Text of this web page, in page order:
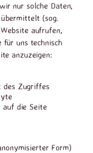
nur solche Daten,
(sog.
aufrufen,
für uns technisch
anzuzeigen:
des Zugriffes
auf die Seite
Form)